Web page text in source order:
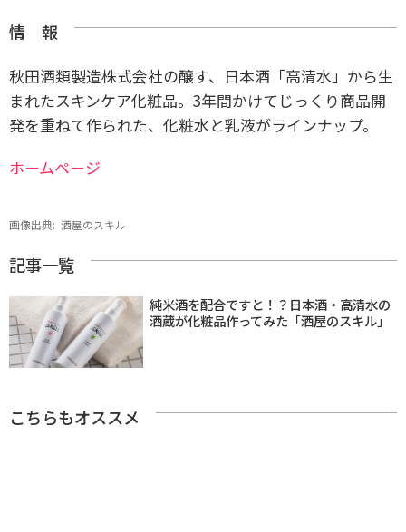
情 報
秋田酒類製造株式会社の醸す、日本酒「高清水」から生
まれたスキンケア化粧品。3年間かけてじっくり商品開
発を重ねて作られた、化粧水と乳液がラインナップ。
ホームページ
画像出典: 酒屋のスキル
記事一覧
純米酒を配合ですと！？日本酒・高清水の
酒蔵が化粧品作ってみた「酒屋のスキル」
こちらもオススメ